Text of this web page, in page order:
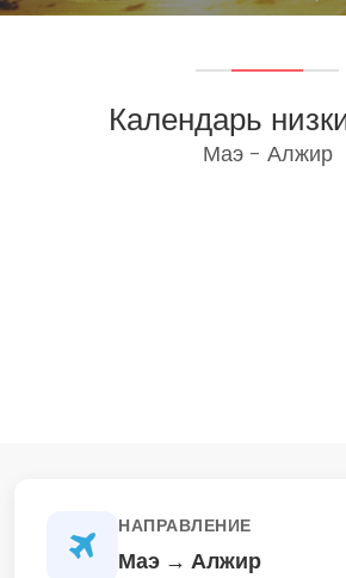
Календарь
Маэ - Алжир
НАПРАВЛЕНИЕ
Маэ → Алжир